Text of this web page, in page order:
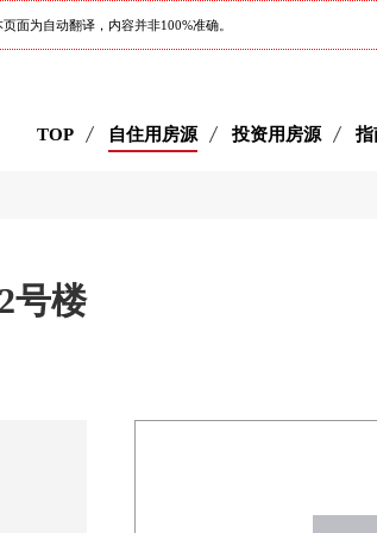
页面为自动翻译，内容并非100%准确。
TOP 自住用房源 投资用房源 指
号楼